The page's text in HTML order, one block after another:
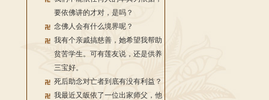
要依佛讲的才对，是吗？
念佛人会有什么境界呢？
我有个亲戚搞慈善，她希望我帮助
贫苦学生。可有莲友说，还是供养
三宝好。
死后助念对亡者到底有没有利益？
我最近又皈依了一位出家师父，他